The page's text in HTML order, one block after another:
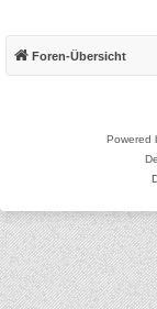
Foren-Übersicht
Powered